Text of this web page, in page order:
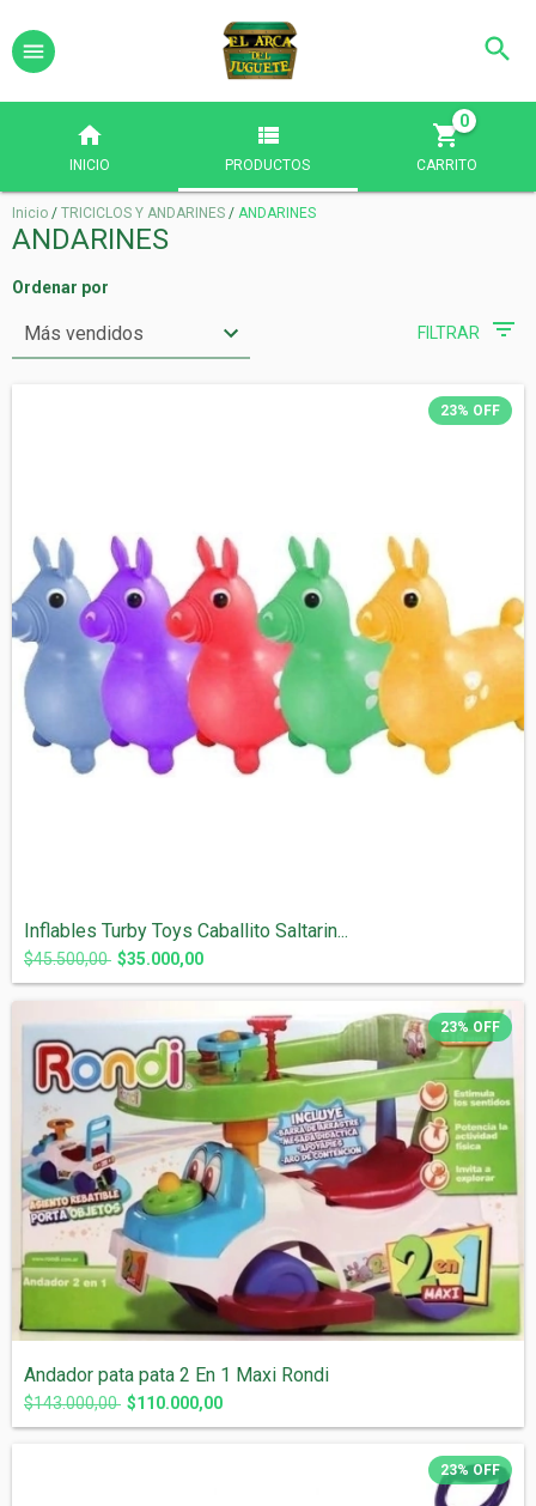
INICIO PRODUCTOS CARRITO
0
Inicio / TRICICLOS Y ANDARINES / ANDARINES
ANDARINES
Ordenar por
FILTRAR
23% OFF
Inflables Turby Toys Caballito Saltarin...
$45.500,00 $35.000,00
23%OFF
Andador pata pata 2 En 1 Maxi Rondi
$143.000,00 $110.000,00
23%OFF